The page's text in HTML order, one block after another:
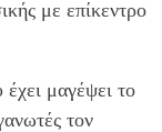
με επίκεντρο
μαγέψει το
τον